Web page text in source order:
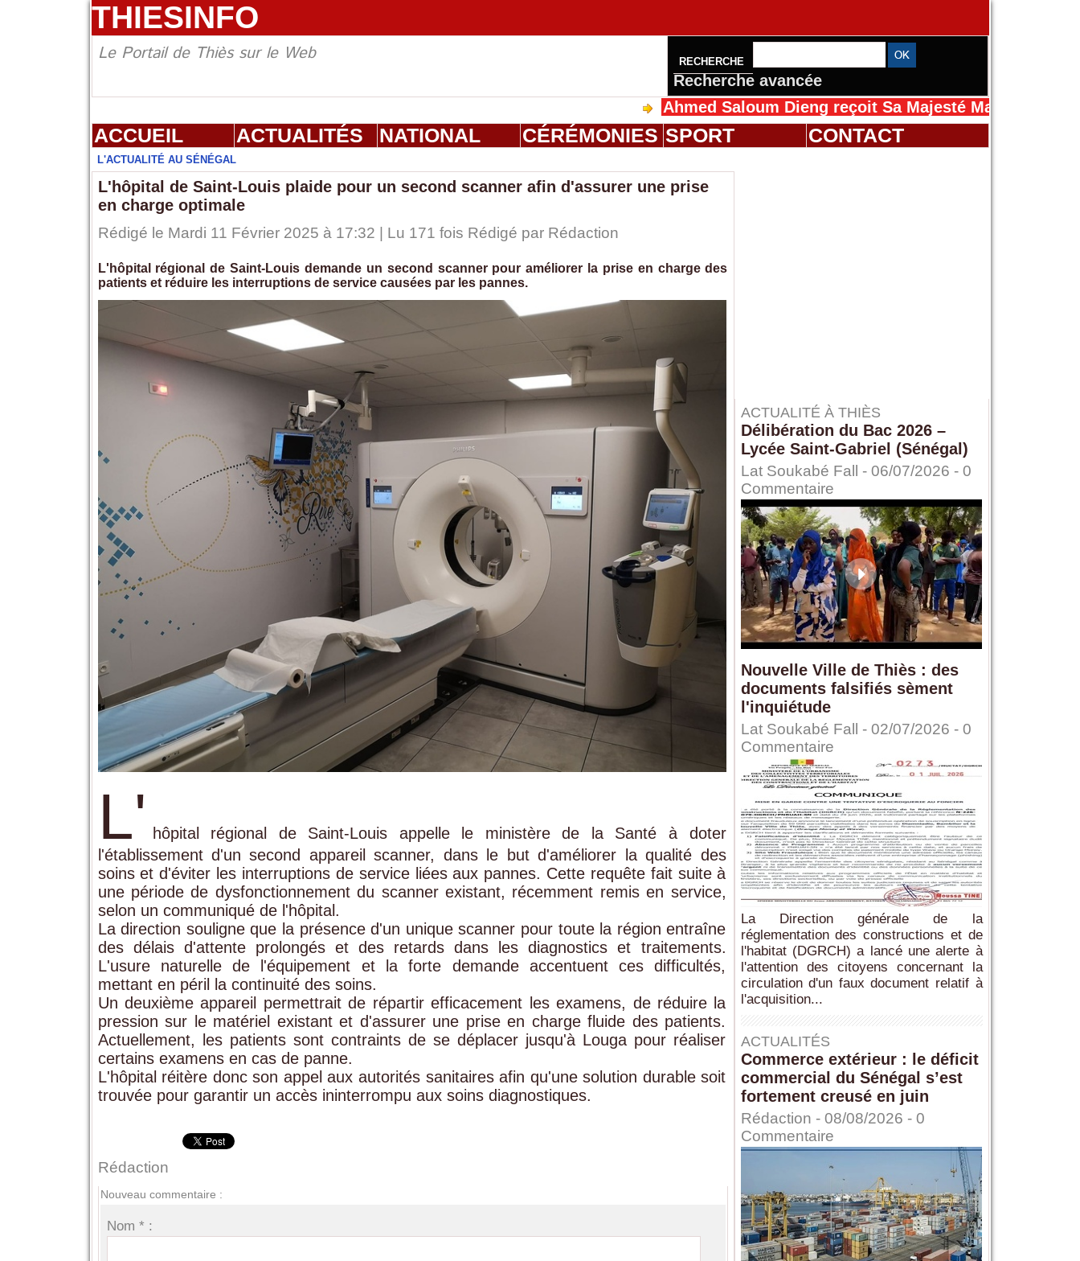
THIESINFO
Le Portail de Thiès sur le Web RECHERCHE
Recherche avancée
Ahmed Saloum Dieng reçoit Sa Majesté Mansah Cissé au
ACCUEIL ACTUALITÉS NATIONAL CÉRÉMONIES SPORT CONTACT
L'ACTUALITÉ AU SÉNÉGAL
L'hôpital de Saint-Louis plaide pour un second scanner afin d'assurer une prise
en charge optimale
Rédigé le Mardi 11 Février 2025 à 17:32 | Lu 171 fois Rédigé par Rédaction
L'hôpital régional de Saint-Louis demande un second scanner pour améliorer la prise en charge des
patients et réduire les interruptions de service causées par les pannes.
L' hôpital régional de Saint-Louis appelle le ministère de la Santé à doter
l'établissement d'un second appareil scanner, dans le but d'améliorer la qualité des
soins et d'éviter les interruptions de service liées aux pannes. Cette requête fait suite à
une période de dysfonctionnement du scanner existant, récemment remis en service,
selon un communiqué de l'hôpital.
La direction souligne que la présence d'un unique scanner pour toute la région entraîne
des délais d'attente prolongés et des retards dans les diagnostics et traitements.
L'usure naturelle de l'équipement et la forte demande accentuent ces difficultés,
mettant en péril la continuité des soins.
Un deuxième appareil permettrait de répartir efficacement les examens, de réduire la
pression sur le matériel existant et d'assurer une prise en charge fluide des patients.
Actuellement, les patients sont contraints de se déplacer jusqu'à Louga pour réaliser
certains examens en cas de panne.
L'hôpital réitère donc son appel aux autorités sanitaires afin qu'une solution durable soit
trouvée pour garantir un accès ininterrompu aux soins diagnostiques.
Rédaction
Nouveau commentaire :
Nom * :
ACTUALITÉ À THIÈS
Délibération du Bac 2026 –
Lycée Saint-Gabriel (Sénégal)
Lat Soukabé Fall - 06/07/2026 - 0
Commentaire
Nouvelle Ville de Thiès : des
documents falsifiés sèment
l'inquiétude
Lat Soukabé Fall - 02/07/2026 - 0
Commentaire
La Direction générale de la
réglementation des constructions et de
l'habitat (DGRCH) a lancé une alerte à
l'attention des citoyens concernant la
circulation d'un faux document relatif à
l'acquisition...
ACTUALITÉS
Commerce extérieur : le déficit
commercial du Sénégal s’est
fortement creusé en juin
Rédaction - 08/08/2026 - 0
Commentaire